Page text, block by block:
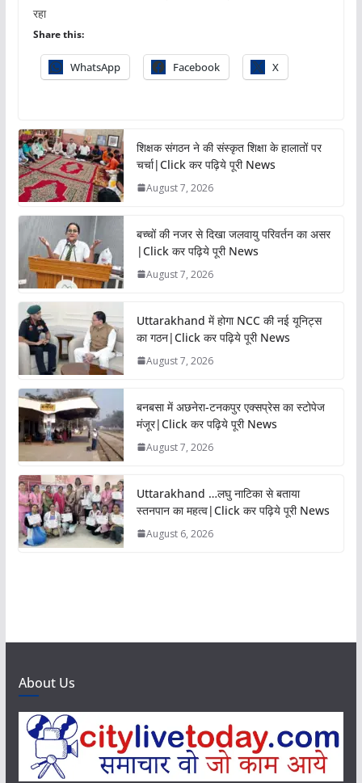
रहा
Share this:
WhatsApp Facebook X
शिक्षक संगठन ने की संस्कृत शिक्षा के हालातों पर
चर्चा|Click कर पढ़िये पूरी News
August 7, 2026
बच्चों की नजर से दिखा जलवायु परिवर्तन का असर
|Click कर पढ़िये पूरी News
August 7, 2026
Uttarakhand में होगा NCC की नई यूनिट्स
का गठन|Click कर पढ़िये पूरी News
August 7, 2026
बनबसा में अछनेरा-टनकपुर एक्सप्रेस का स्टोपेज
मंजूर|Click कर पढ़िये पूरी News
August 7, 2026
Uttarakhand …लघु नाटिका से बताया
स्तनपान का महत्व|Click कर पढ़िये पूरी News
August 6, 2026
About Us